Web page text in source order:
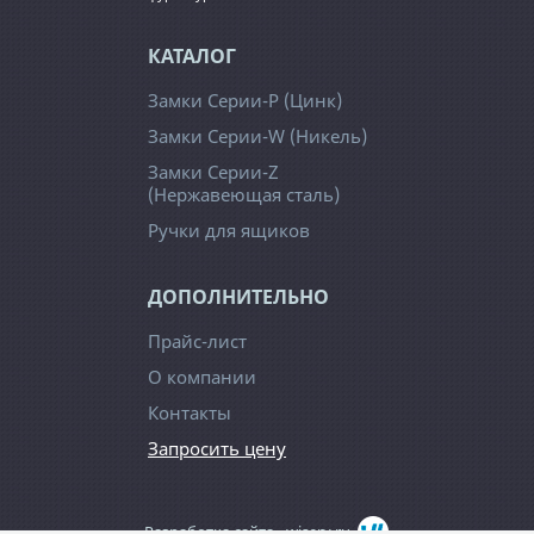
КАТАЛОГ
Замки Серии-Р (Цинк)
Замки Серии-W (Никель)
Замки Серии-Z
(Нержавеющая сталь)
Ручки для ящиков
ДОПОЛНИТЕЛЬНО
Прайс-лист
О компании
Контакты
Запросить цену